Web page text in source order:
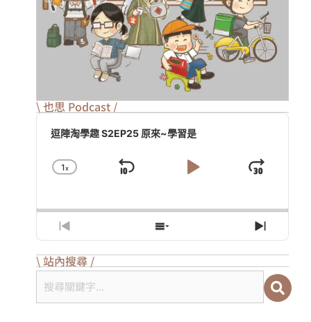
\ 也思 Podcast /
Audio
Player
逗陣淘學趣 S2EP25 原來~學習是
Change
1X
Skip
Play
Jump
Previous
Episode
Show
Episodes
List
Next
\ 站內搜尋 /
搜尋關鍵字...